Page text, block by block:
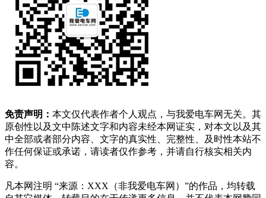
免责声明： 本文仅代表作者个人观点，与我爱电车网无关。其
原创性以及文中陈述文字和内容未经本网证实，对本文以及其
中全部或者部分内容、文字的真实性、完整性、及时性本站不
作任何保证或承诺，请读者仅作参考，并请自行核实相关内
容。
凡本网注明 “来源：XXX（非我爱电车网）”的作品，均转载